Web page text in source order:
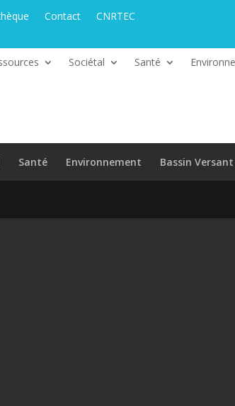
Contact
CNRTEC
Sociétal Santé
Santé Environnement Bassin Versant